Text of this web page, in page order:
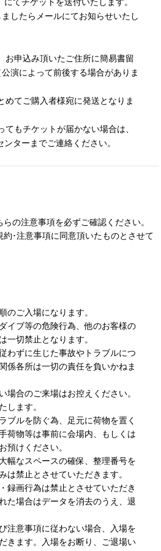
てチケットを送付いたします。
したらメールにてお知らせいたし
お申込み頂いたご住所に簡易書留
演によって前後する場合がありま
てご購入者様宛に発送となりま
もチケットが届かない場合は、
ターまでご連絡ください。
らの注意事項を必ずご確認ください。
･注意事項に同意頂いたものとさせて
のご入場になります。
イブ等の危険行為、他のお客様の
一切禁止となります。
わずに生じた事故やトラブルにつ
係各所は一切の責任を負いかねま
場合のご来場はお控えください。
します。
ブルを防ぐ為、足元に荷物を置く
荷物等は事前に会場内、もしくは
預けください。
幅なスペースの確保、整理番号を
は禁止とさせていただきます。
録画行為は禁止とさせていただき
た場合はデータを消去のうえ、退
注意事項に従わない場合、入場を
きます。入場をお断り、ご退場い